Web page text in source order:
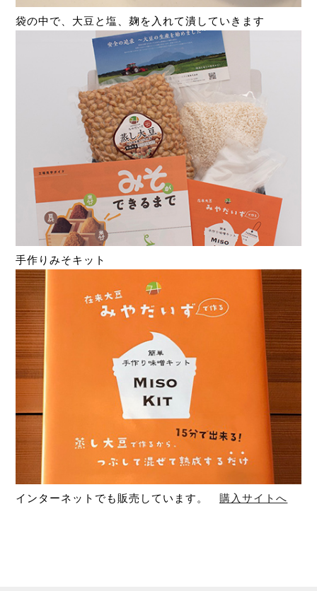
袋の中で、大豆と塩、麹を入れて潰していきます
手作りみそキット
インターネットでも販売しています。購入サイトへ